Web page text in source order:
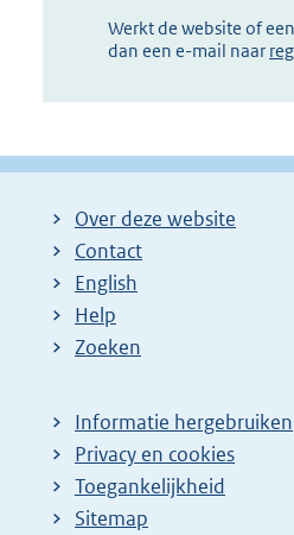
Werkt de website of
dan een e-mail naar
Over deze website
Contact
English
Help
Zoeken
Informatie hergebruiken
Privacy en cookies
Toegankelijkheid
Sitemap